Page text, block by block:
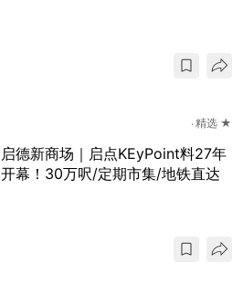
精选 ★
启德新商场｜启点KEyPoint料27年
开幕！30万呎/定期市集/地铁直达